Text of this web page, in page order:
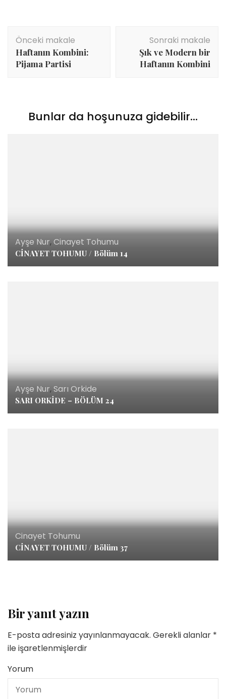
Yazı
dolaşımı
Önceki makale
Haftanın Kombini:
Pijama Partisi
Sonraki makale
Şık ve Modern bir
Haftanın Kombini
Bunlar da hoşunuza gidebilir...
Ayşe Nur,Cinayet Tohumu
CİNAYET TOHUMU / Bölüm 14
Ayşe Nur,Sarı Orkide
SARI ORKİDE – BÖLÜM 24
Cinayet Tohumu
CİNAYET TOHUMU / Bölüm 37
Bir yanıt yazın
E-posta adresiniz yayınlanmayacak. Gerekli alanlar *
ile işaretlenmişlerdir
Yorum